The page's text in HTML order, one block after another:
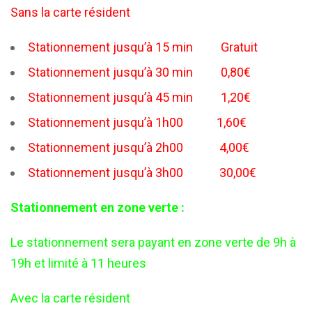
Sans la carte résident
Stationnement jusqu’à 15 min Gratuit
Stationnement jusqu’à 30 min 0,80€
Stationnement jusqu’à 45 min 1,20€
Stationnement jusqu’à 1h00 1,60€
Stationnement jusqu’à 2h00 4,00€
Stationnement jusqu’à 3h00 30,00€
Stationnement en zone verte :
Le stationnement sera payant en zone verte de 9h à
19h et limité à 11 heures
Avec la carte résident